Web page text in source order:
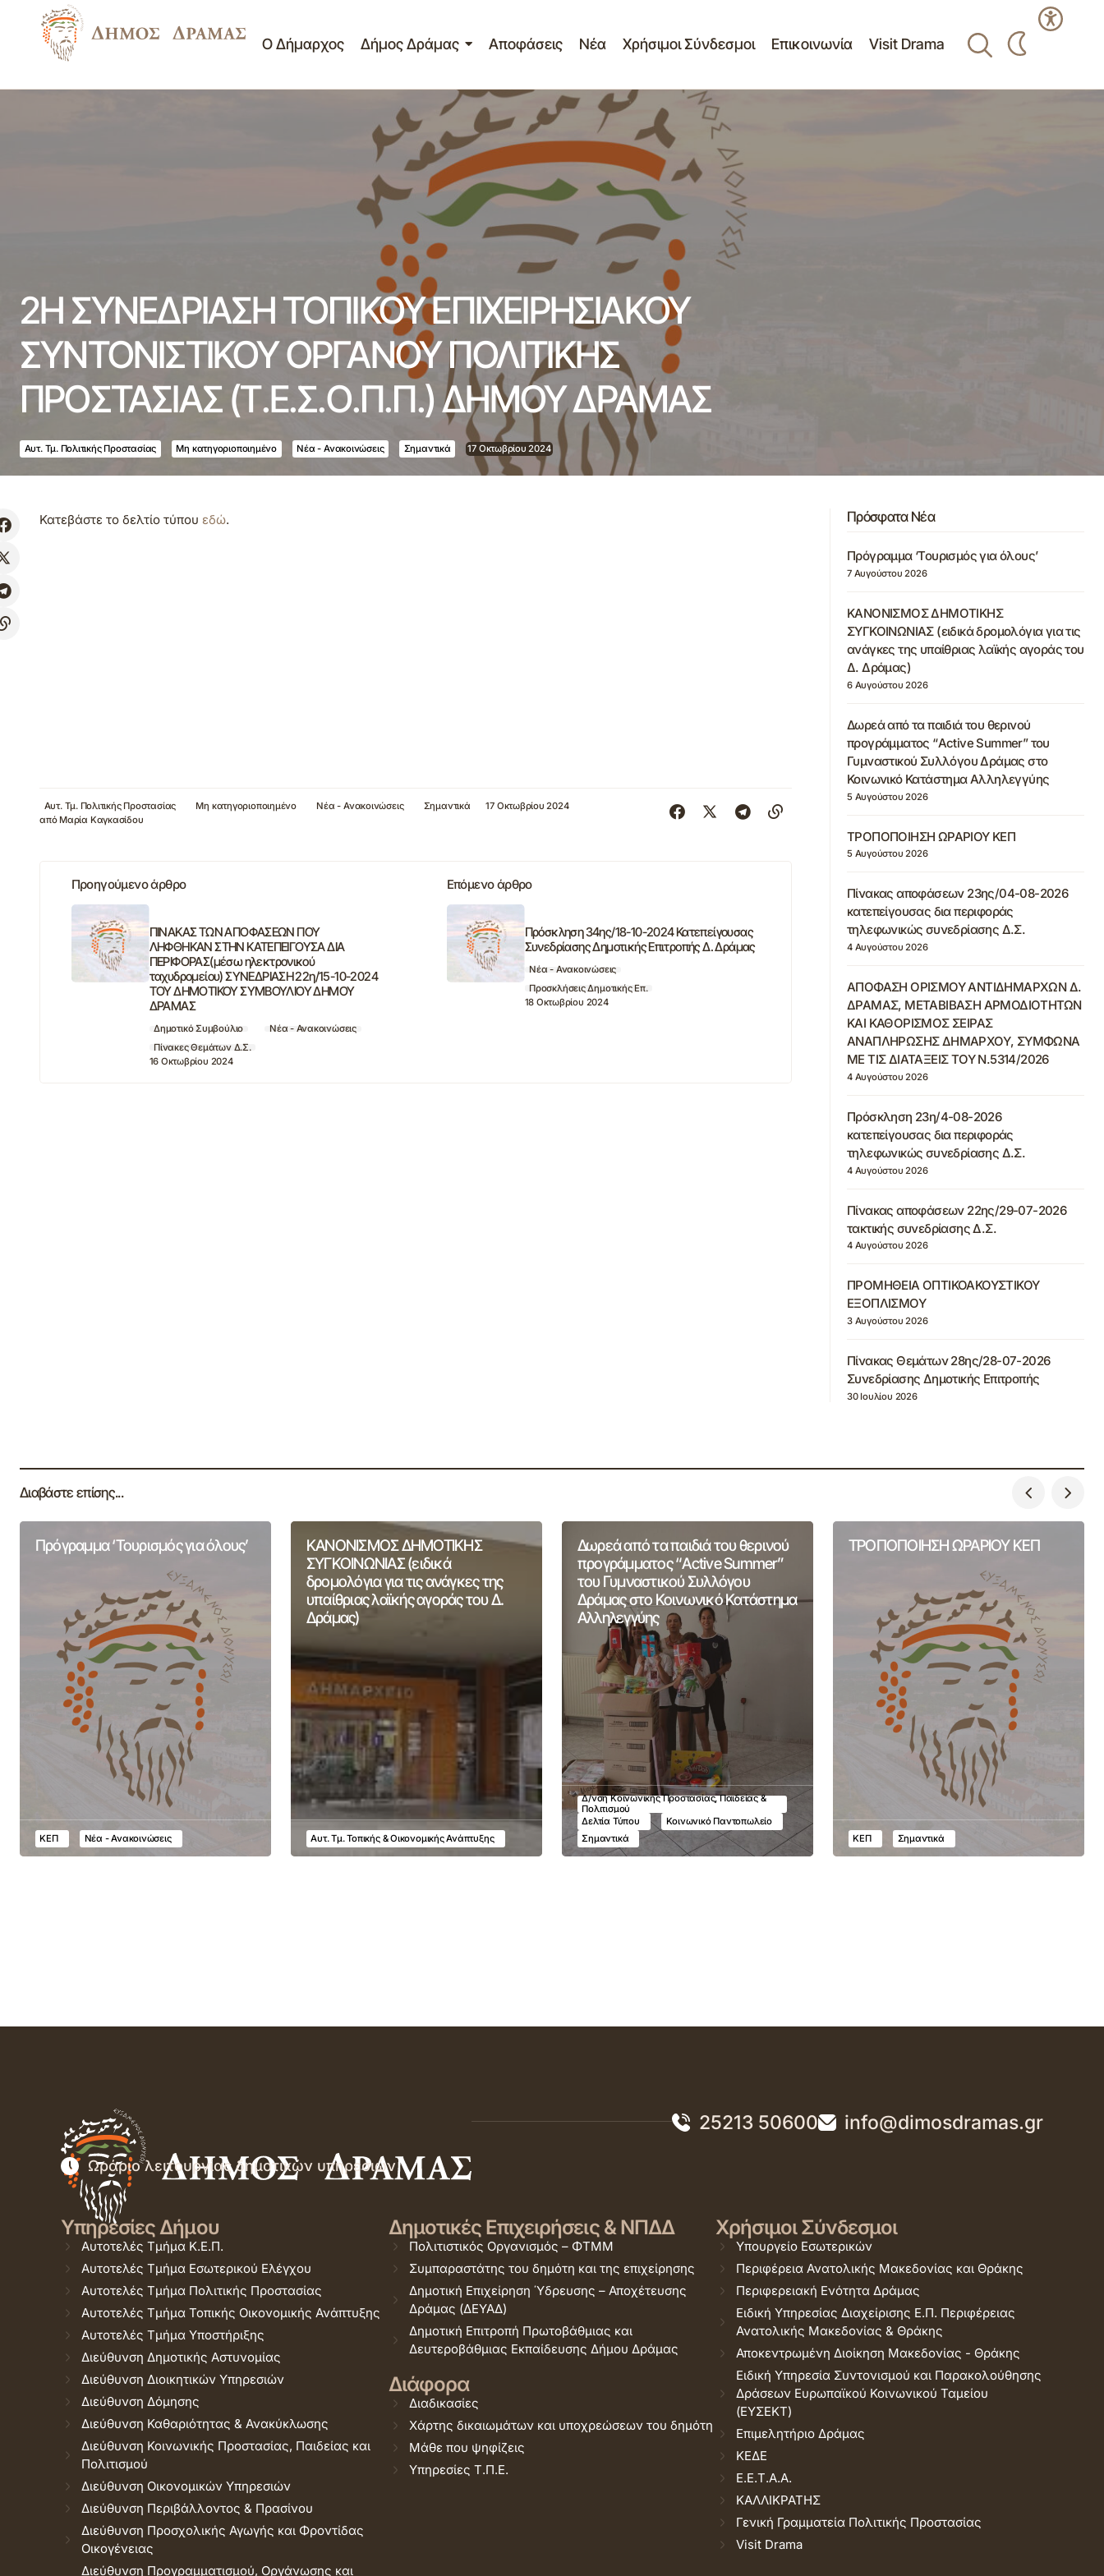
Ο Δήμαρχος Δήμος Δράμας Αποφάσεις Νέα Χρήσιμοι Σύνδεσμοι Επικοινωνία Visit Drama
Αυτ. Τμ. Πολιτικής Προστασίας
Σημαντικά
2Η ΣΥΝΕΔΡΙΑΣΗ ΤΟΠΙΚΟΥ ΕΠΙΧΕΙΡΗΣΙΑΚΟΥ
ΣΥΝΤΟΝΙΣΤΙΚΟΥ ΟΡΓΑΝΟΥ ΠΟΛΙΤΙΚΗΣ ΠΡΟΣΤΑΣΙΑΣ
(Τ.Ε.Σ.Ο.Π.Π.) ΔΗΜΟΥ ΔΡΑΜΑΣ
2Η ΣΥΝΕΔΡΙΑΣΗ ΤΟΠΙΚΟΥ ΕΠΙΧΕΙΡΗΣΙΑΚΟΥ
ΣΥΝΤΟΝΙΣΤΙΚΟΥ ΟΡΓΑΝΟΥ ΠΟΛΙΤΙΚΗΣ
ΠΡΟΣΤΑΣΙΑΣ (Τ.Ε.Σ.Ο.Π.Π.) ΔΗΜΟΥ ΔΡΑΜΑΣ
Αυτ. Τμ. Πολιτικής Προστασίας Μη κατηγοριοποιημένο Νέα - Ανακοινώσεις Σημαντικά 17 Οκτωβρίου 2024
Κατεβάστε το δελτίο τύπου εδώ.
Αυτ. Τμ. Πολιτικής Προστασίας Μη κατηγοριοποιημένο Νέα - Ανακοινώσεις Σημαντικά
17 Οκτωβρίου 2024
από Μαρία Καγκασίδου
Προηγούμενο άρθρο
ΠΙΝΑΚΑΣ ΤΩΝ ΑΠΟΦΑΣΕΩΝ ΠΟΥ
ΛΗΦΘΗΚΑΝ ΣΤΗΝ ΚΑΤΕΠΕΙΓΟΥΣΑ ΔΙΑ
ΠΕΡΙΦΟΡΑΣ(μέσω ηλεκτρονικού
ταχυδρομείου) ΣΥΝΕΔΡΙΑΣΗ 22η/15-10-2024
ΤΟΥ ΔΗΜΟΤΙΚΟΥ ΣΥΜΒΟΥΛΙΟΥ ΔΗΜΟΥ
ΔΡΑΜΑΣ
Δημοτικό Συμβούλιο
Νέα - Ανακοινώσεις
Πίνακες Θεμάτων Δ.Σ.
16 Οκτωβρίου 2024
Επόμενο άρθρο
Πρόσκληση 34ης/18-10-2024 Κατεπείγουσας
Συνεδρίασης Δημοτικής Επιτροπής Δ. Δράμας
Νέα - Ανακοινώσεις
Προσκλήσεις Δημοτικής Επ.
18 Οκτωβρίου 2024
Πρόσφατα Νέα
Πρόγραμμα ‘Τουρισμός για όλους’
7 Αυγούστου 2026
ΚΑΝΟΝΙΣΜΟΣ ΔΗΜΟΤΙΚΗΣ
ΣΥΓΚΟΙΝΩΝΙΑΣ (ειδικά δρομολόγια για τις
ανάγκες της υπαίθριας λαϊκής αγοράς του
Δ. Δράμας)
6 Αυγούστου 2026
Δωρεά από τα παιδιά του θερινού
προγράμματος “Active Summer” του
Γυμναστικού Συλλόγου Δράμας στο
Κοινωνικό Κατάστημα Αλληλεγγύης
5 Αυγούστου 2026
ΤΡΟΠΟΠΟΙΗΣΗ ΩΡΑΡΙΟΥ ΚΕΠ
5 Αυγούστου 2026
Πίνακας αποφάσεων 23ης/04-08-2026
κατεπείγουσας δια περιφοράς
τηλεφωνικώς συνεδρίασης Δ.Σ.
4 Αυγούστου 2026
ΑΠΟΦΑΣΗ ΟΡΙΣΜΟΥ ΑΝΤΙΔΗΜΑΡΧΩΝ Δ.
ΔΡΑΜΑΣ, ΜΕΤΑΒΙΒΑΣΗ ΑΡΜΟΔΙΟΤΗΤΩΝ
ΚΑΙ ΚΑΘΟΡΙΣΜΟΣ ΣΕΙΡΑΣ
ΑΝΑΠΛΗΡΩΣΗΣ ΔΗΜΑΡΧΟΥ, ΣΥΜΦΩΝΑ
ΜΕ ΤΙΣ ΔΙΑΤΑΞΕΙΣ ΤΟΥ Ν.5314/2026
4 Αυγούστου 2026
Πρόσκληση 23η/4-08-2026
κατεπείγουσας δια περιφοράς
τηλεφωνικώς συνεδρίασης Δ.Σ.
4 Αυγούστου 2026
Πίνακας αποφάσεων 22ης/29-07-2026
τακτικής συνεδρίασης Δ.Σ.
4 Αυγούστου 2026
ΠΡΟΜΗΘΕΙΑ ΟΠΤΙΚΟΑΚΟΥΣΤΙΚΟΥ
ΕΞΟΠΛΙΣΜΟΥ
3 Αυγούστου 2026
Πίνακας Θεμάτων 28ης/28-07-2026
Συνεδρίασης Δημοτικής Επιτροπής
30 Ιουλίου 2026
Διαβάστε επίσης...
Πρόγραμμα ‘Τουρισμός για όλους’
ΚΕΠ Νέα - Ανακοινώσεις
ΚΑΝΟΝΙΣΜΟΣ ΔΗΜΟΤΙΚΗΣ
ΣΥΓΚΟΙΝΩΝΙΑΣ (ειδικά
δρομολόγια για τις ανάγκες της
υπαίθριας λαϊκής αγοράς του Δ.
Δράμας)
Αυτ. Τμ. Τοπικής & Οικονομικής Ανάπτυξης
Δωρεά από τα παιδιά του θερινού
προγράμματος “Active Summer”
του Γυμναστικού Συλλόγου
Δράμας στο Κοινωνικό Κατάστημα
Αλληλεγγύης
Δ/νση Κοινωνικής Προστασίας, Παιδείας &
Πολιτισμού
Δελτία Τύπου
Κοινωνικό Παντοπωλείο
Σημαντικά
ΤΡΟΠΟΠΟΙΗΣΗ ΩΡΑΡΙΟΥ ΚΕΠ
ΚΕΠ Σημαντικά
25213 50600 info@dimosdramas.gr
Ωράριο λειτουργίας δημοτικών υπηρεσιών
Υπηρεσίες Δήμου
Αυτοτελές Τμήμα Κ.Ε.Π.
Αυτοτελές Τμήμα Εσωτερικού Ελέγχου
Αυτοτελές Τμήμα Πολιτικής Προστασίας
Αυτοτελές Τμήμα Τοπικής Οικονομικής Ανάπτυξης
Αυτοτελές Τμήμα Υποστήριξης
Διεύθυνση Δημοτικής Αστυνομίας
Διεύθυνση Διοικητικών Υπηρεσιών
Διεύθυνση Δόμησης
Διεύθυνση Καθαριότητας & Ανακύκλωσης
Διεύθυνση Κοινωνικής Προστασίας, Παιδείας και
Πολιτισμού
Διεύθυνση Οικονομικών Υπηρεσιών
Διεύθυνση Περιβάλλοντος & Πρασίνου
Διεύθυνση Προσχολικής Αγωγής και Φροντίδας
Οικογένειας
Διεύθυνση Προγραμματισμού, Οργάνωσης και
Δημοτικές Επιχειρήσεις & ΝΠΔΔ
Πολιτιστικός Οργανισμός – ΦΤΜΜ
Συμπαραστάτης του δημότη και της επιχείρησης
Δημοτική Επιχείρηση Ύδρευσης – Αποχέτευσης
Δράμας (ΔΕΥΑΔ)
Δημοτική Επιτροπή Πρωτοβάθμιας και
Δευτεροβάθμιας Εκπαίδευσης Δήμου Δράμας
Διάφορα
Διαδικασίες
Χάρτης δικαιωμάτων και υποχρεώσεων του δημότη
Μάθε που ψηφίζεις
Υπηρεσίες Τ.Π.Ε.
Χρήσιμοι Σύνδεσμοι
Υπουργείο Εσωτερικών
Περιφέρεια Ανατολικής Μακεδονίας και Θράκης
Περιφερειακή Ενότητα Δράμας
Ειδική Υπηρεσίας Διαχείρισης Ε.Π. Περιφέρειας
Ανατολικής Μακεδονίας & Θράκης
Αποκεντρωμένη Διοίκηση Μακεδονίας - Θράκης
Ειδική Υπηρεσία Συντονισμού και Παρακολούθησης
Δράσεων Ευρωπαϊκού Κοινωνικού Ταμείου
(ΕΥΣΕΚΤ)
Επιμελητήριο Δράμας
ΚΕΔΕ
Ε.Ε.Τ.Α.Α.
ΚΑΛΛΙΚΡΑΤΗΣ
Γενική Γραμματεία Πολιτικής Προστασίας
Visit Drama